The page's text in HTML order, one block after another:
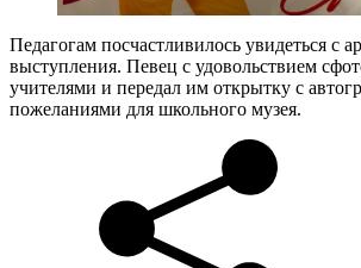
Педагогам посчастливилось увидеться с
выступления. Певец с удовольствием
учителями и передал им открытку с
пожеланиями для школьного музея.